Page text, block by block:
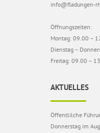
info@fladungen-
Öffnungszeiten:
Montag: 09.00 –
Dienstag –
Freitag: 09.00 –
AKTUELLES
Öffentlilche
Donnerstag im